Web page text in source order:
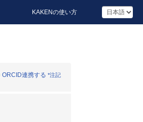
KAKENの使い方
ORCID連携する *注記